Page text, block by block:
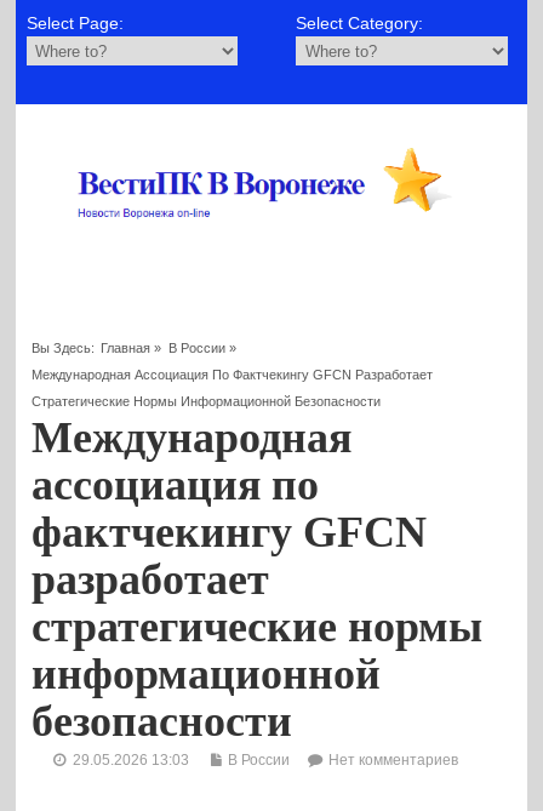
Select Page: Select Category:
Вы Здесь: Главная » В России»
Международная Ассоциация По Фактчекингу GFCN Разработает
Стратегические Нормы Информационной Безопасности
Международная
ассоциация по
фактчекингу GFCN
разработает
стратегические нормы
информационной
безопасности
29.05.2026 13:03 В России Нет комментариев